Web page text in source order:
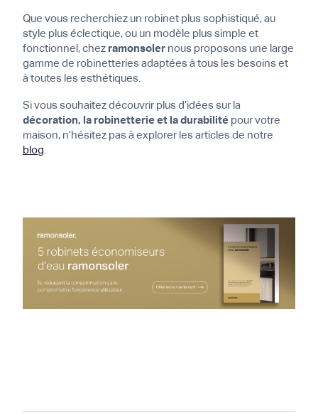
Que vous recherchiez un robinet plus sophistiqué, au
style plus éclectique, ou un modèle plus simple et
fonctionnel, chez ramonsoler nous proposons une large
gamme de robinetteries adaptées à tous les besoins et
à toutes les esthétiques.
Si vous souhaitez découvrir plus d’idées sur la
décoration, la robinetterie et la durabilité pour votre
maison, n’hésitez pas à explorer les articles de notre
blog